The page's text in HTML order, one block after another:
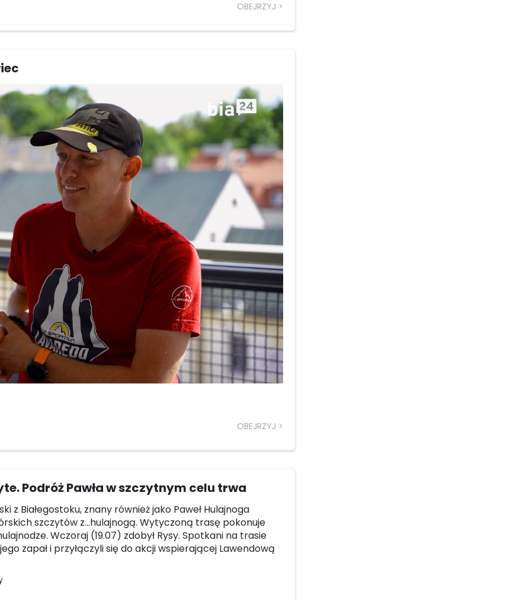
OBEJRZYJ
OBEJRZYJ
Podróż Pawła w szczytnym celu trwa
z Białegostoku, znany również jako Paweł Hulajnoga
szczytów z...hulajnogą. Wytyczoną trasę pokonuje
Wczoraj (19.07) zdobył Rysy. Spotkani na trasie
zapał i przyłączyli się do akcji wspierającej Lawendową